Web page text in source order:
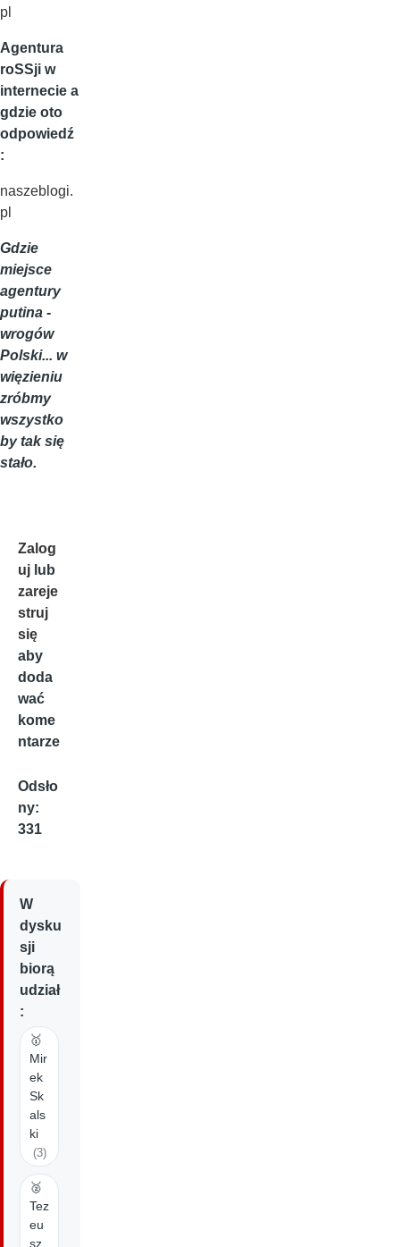
pl
Agentura
roSSji w
internecie a
gdzie oto
odpowiedź
:
naszeblogi.
pl
Gdzie
miejsce
agentury
putina -
wrogów
Polski... w
więzieniu
zróbmy
wszystko
by tak się
stało.
Zalog
uj lub
zareje
struj
się
aby
doda
wać
kome
ntarze
Odsło
ny:
331
W
dysku
sji
biorą
udział
:
🥇
Mir
ek
Sk
als
ki
(3)
🥈
Tez
eu
sz